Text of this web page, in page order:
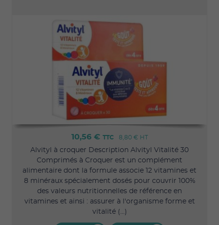
10,56 € TTC 8,80 € HT
Alvityl à croquer Description Alvityl Vitalité 30
Comprimés à Croquer est un complément
alimentaire dont la formule associe 12 vitamines et
8 minéraux spécialement dosés pour couvrir 100%
des valeurs nutritionnelles de référence en
vitamines et ainsi : assurer à l'organisme forme et
vitalité (...)